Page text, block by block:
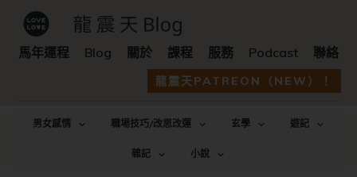
馬年運程 Blog 關於 課程 服務 Podcast 聯絡
龍震天PATREON（NEW）！
男女感情 職場技巧/改思改運 玄學
遊記
雜記
小說